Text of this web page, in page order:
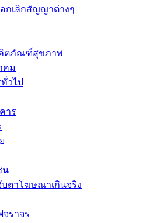
กเลิกสัญญาต่างๆ
ลิตภัณฑ์สุขภาพ
คม
วไป
าร
น
ตาโฆษณาเกินจริง
ราจร